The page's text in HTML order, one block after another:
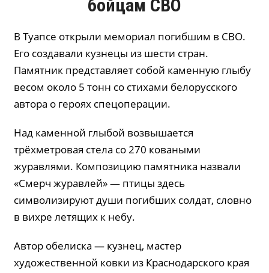
бойцам СВО
В Туапсе открыли мемориал погибшим в СВО.
Его создавали кузнецы из шести стран.
Памятник представляет собой каменную глыбу
весом около 5 тонн со стихами белорусского
автора о героях спецоперации.
Над каменной глыбой возвышается
трёхметровая стела со 270 коваными
журавлями. Композицию памятника назвали
«Смерч журавлей» — птицы здесь
символизируют души погибших солдат, словно
в вихре летящих к небу.
Автор обелиска — кузнец, мастер
художественной ковки из Краснодарского края